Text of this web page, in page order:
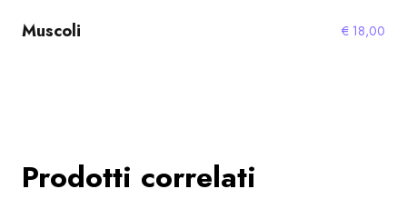
Muscoli € 18,00
Prodotti correlati